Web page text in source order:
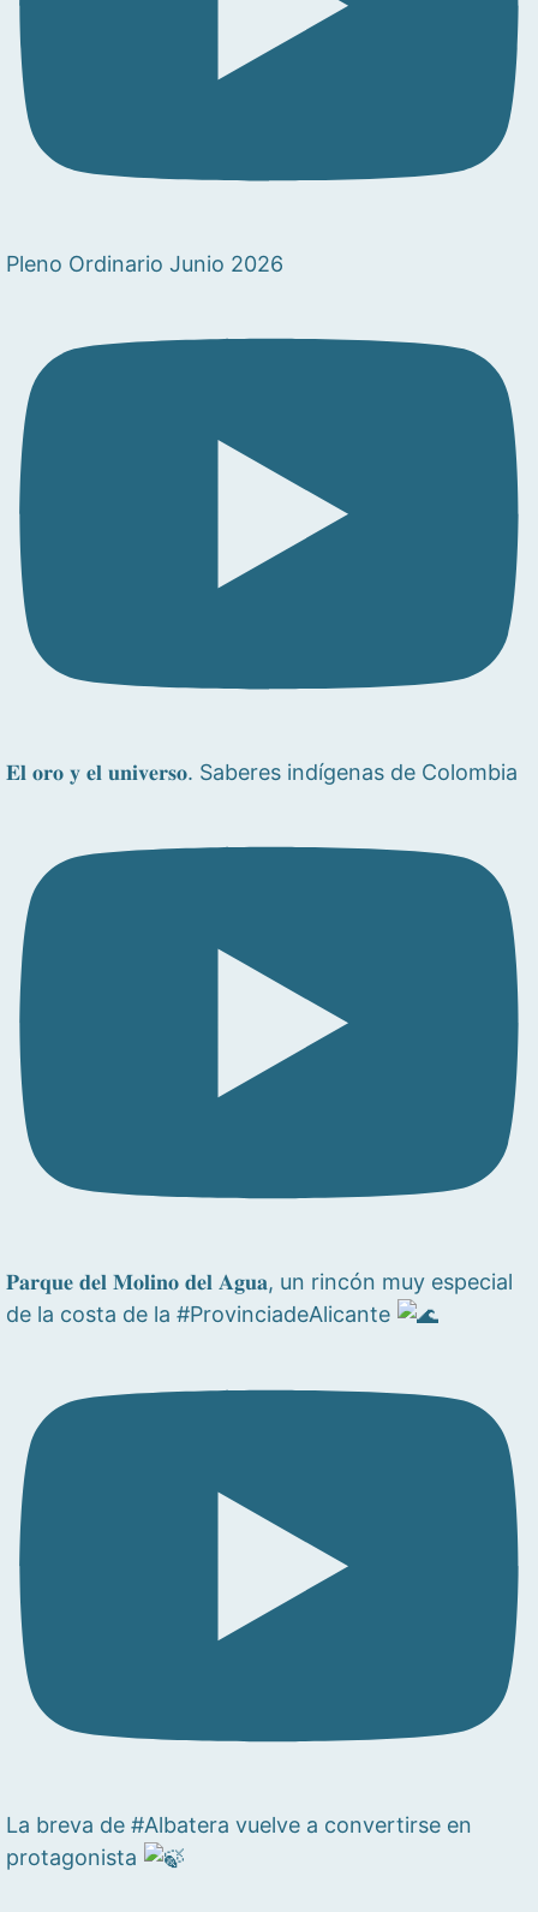
Pleno Ordinario Junio 2026
𝐄𝐥 𝐨𝐫𝐨 𝐲 𝐞𝐥 𝐮𝐧𝐢𝐯𝐞𝐫𝐬𝐨. Saberes indígenas de Colombia
𝐏𝐚𝐫𝐪𝐮𝐞 𝐝𝐞𝐥 𝐌𝐨𝐥𝐢𝐧𝐨 𝐝𝐞𝐥 𝐀𝐠𝐮𝐚, un rincón muy especial
de la costa de la #ProvinciadeAlicante
La breva de #Albatera vuelve a convertirse en
protagonista